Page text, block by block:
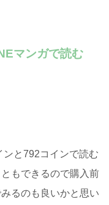
マンガで読む
と792コインで読む
もできるので購入前
るのも良いかと思い